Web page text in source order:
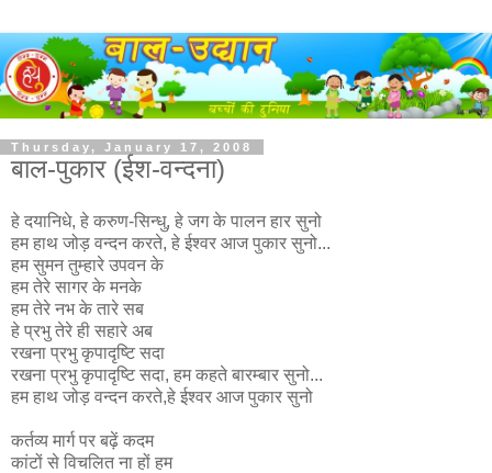
Thursday, January 17, 2008
बाल-पुकार (ईश-वन्दना)
हे दयानिधे, हे करुण-सिन्धु, हे जग के पालन हार सुनो
हम हाथ जोड़ वन्दन करते, हे ईश्वर आज पुकार सुनो...
हम सुमन तुम्हारे उपवन के
हम तेरे सागर के मनके
हम तेरे नभ के तारे सब
हे प्रभु तेरे ही सहारे अब
रखना प्रभु कृपादृष्टि सदा
रखना प्रभु कृपादृष्टि सदा, हम कहते बारम्बार सुनो...
हम हाथ जोड़ वन्दन करते,हे ईश्वर आज पुकार सुनो
कर्तव्य मार्ग पर बढ़ें कदम
कांटों से विचलित ना हों हम